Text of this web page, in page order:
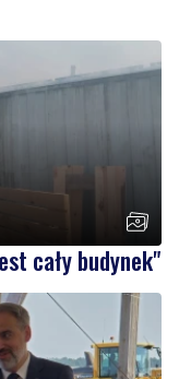
cały budynek"